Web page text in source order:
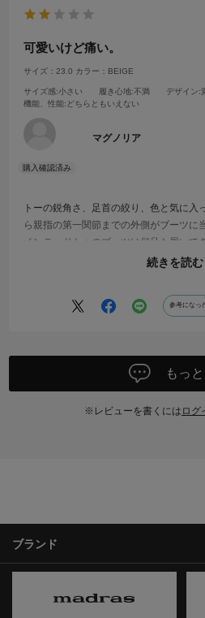
可愛いけど痛い。
サイズ：23.0 カラー：BEIGE
サイズ感:小さい 履き心地:不満 デザイン:
機能、性能:どちらともいえない
マグノリア
トーの鋭角さ、足首の絞り、色と気に入
ら親指の第一関節までの外側がブーツ
インテッドトゥのブーツは何足も履いて
るからかトーもうぬきさかすぐに削れて
続きを読む
参考になっ
もっ
※レビューを書くには ログ
ブランド